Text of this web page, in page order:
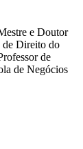
e Doutor
de Direito do
de
de Negócios